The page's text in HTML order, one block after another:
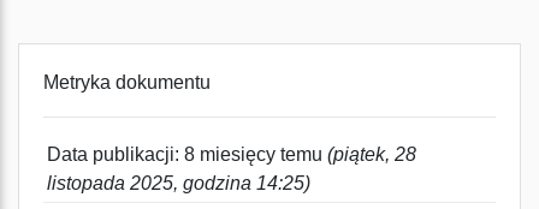
Metryka dokumentu
Data publikacji: 8 miesięcy temu (piątek, 28
listopada 2025, godzina 14:25)